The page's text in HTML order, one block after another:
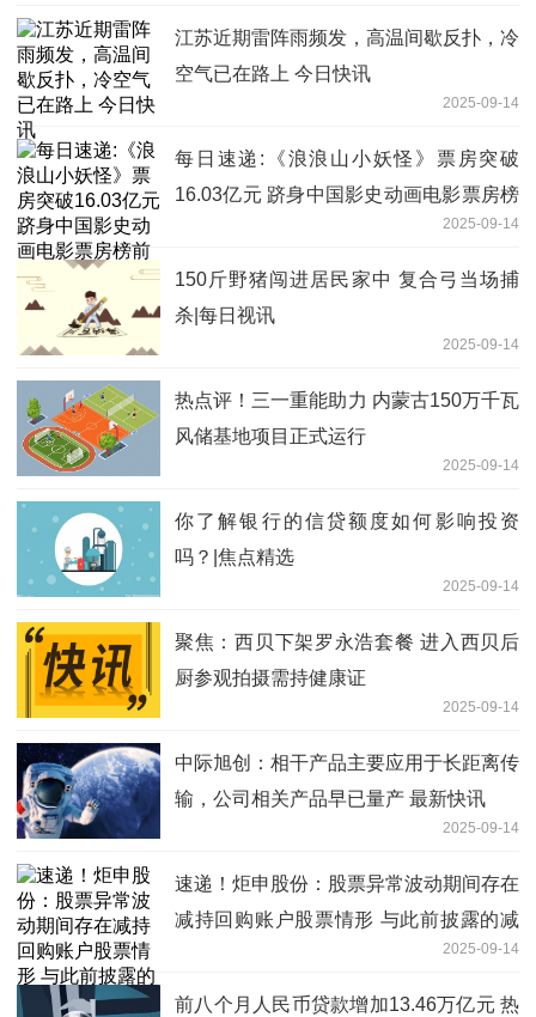
江苏近期雷阵雨频发，高温间歇反扑，冷
空气已在路上 今日快讯
2025-09-14
每日速递:《浪浪山小妖怪》票房突破
16.03亿元 跻身中国影史动画电影票房榜
2025-09-14
150斤野猪闯进居民家中 复合弓当场捕
杀|每日视讯
2025-09-14
热点评！三一重能助力 内蒙古150万千瓦
风储基地项目正式运行
2025-09-14
你了解银行的信贷额度如何影响投资
吗？|焦点精选
2025-09-14
聚焦：西贝下架罗永浩套餐 进入西贝后
厨参观拍摄需持健康证
2025-09-14
中际旭创：相干产品主要应用于长距离传
输，公司相关产品早已量产 最新快讯
2025-09-14
速递！炬申股份：股票异常波动期间存在
减持回购账户股票情形 与此前披露的减
2025-09-14
前八个月人民币贷款增加13.46万亿元 热